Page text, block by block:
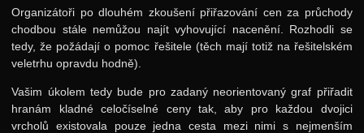
Organizátoři po dlouhém zkoušení přiřazování cen za průchody
chodbou stále nemůžou najít vyhovující nacenění. Rozhodli se
tedy, že požádají o pomoc řešitele (těch mají totiž na řešitelském
veletrhu opravdu hodně).
Vašim úkolem tedy bude pro zadaný neorientovaný graf přiřadit
hranám kladné celočíselné ceny tak, aby pro každou dvojici
vrcholů existovala pouze jedna cesta mezi nimi s nejmenším